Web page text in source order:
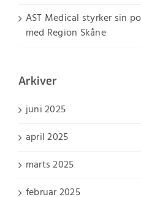
AST Medical styrker sin
med Region Skåne
Arkiver
juni 2025
april 2025
marts 2025
februar 2025